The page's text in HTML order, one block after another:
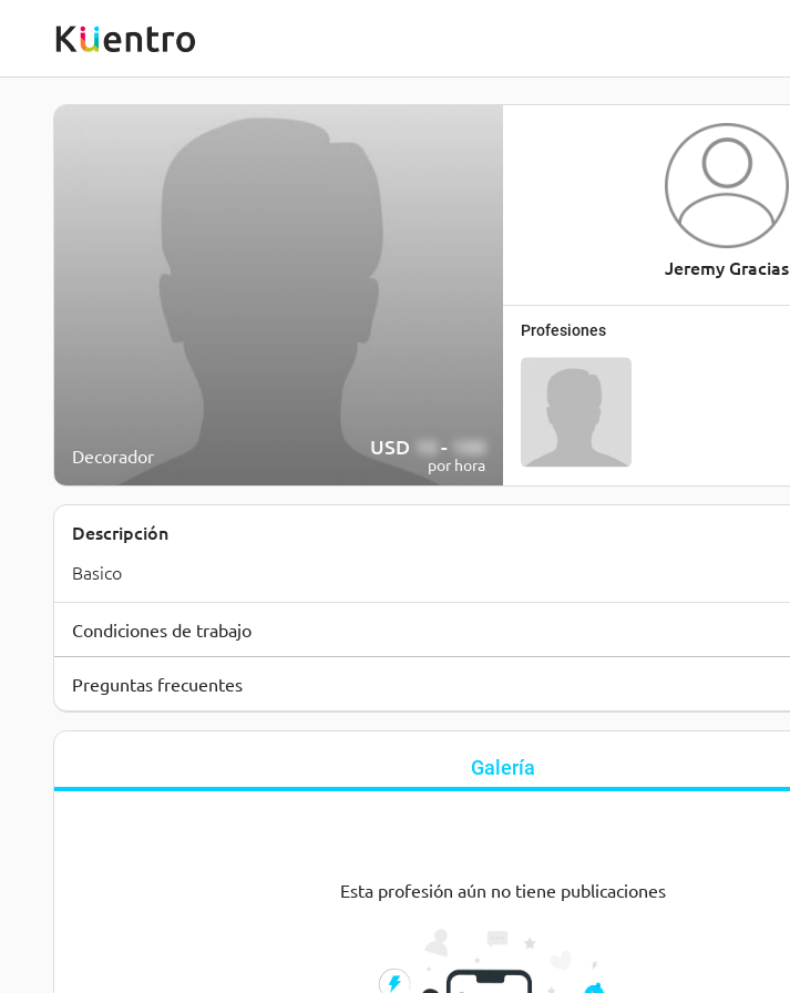
Decorador USD 10 - 100
por hora
Jeremy Gracias
Profesiones
Descripción
Basico
Condiciones de trabajo
Preguntas frecuentes
Galería
Esta profesión aún no tiene publicaciones